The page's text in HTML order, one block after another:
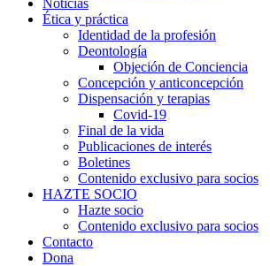
Noticias
Ética y práctica
Identidad de la profesión
Deontología
Objeción de Conciencia
Concepción y anticoncepción
Dispensación y terapias
Covid-19
Final de la vida
Publicaciones de interés
Boletines
Contenido exclusivo para socios
HAZTE SOCIO
Hazte socio
Contenido exclusivo para socios
Contacto
Dona